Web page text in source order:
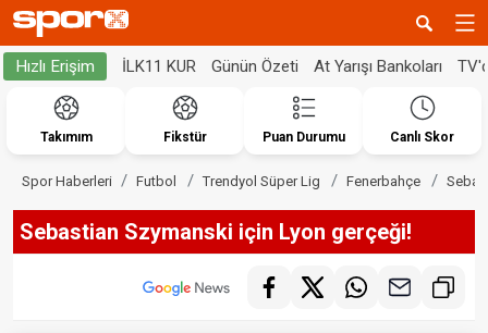
Hızlı Erişim İLK11 KUR Günün Özeti At Yarışı Bankoları
Takımım Fikstür Puan Durumu Canlı Skor
Spor Haberleri Futbol Trendyol Süper Lig Fenerbahçe
Sebastian Szymanski için Lyon gerçeği!